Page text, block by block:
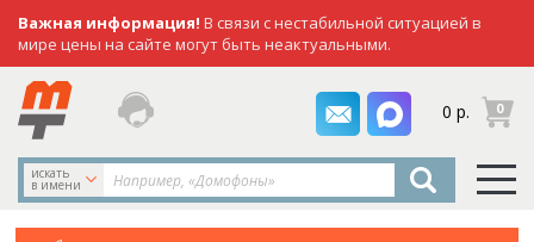
Важная информация! В связи с нестабильной ситуацией в
мире цены на сайте могут быть неактуальными.
0 р. 0
искать
в имени